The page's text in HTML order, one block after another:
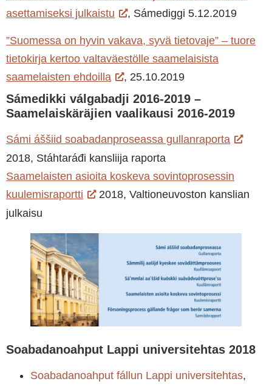
asettamiseksi julkaistu
, Sámediggi 5.12.2019
”Suomessa on hyvin vakava, syvä tietovaje” – tuore
tietokirja kertoo valtaväestölle saamelaisista
saamelaisten ehdoilla
, 25.10.2019
Sámedikki válgabadji 2016-2019 –
Saamelaiskäräjien vaalikausi 2016-2019
Sámi áššiid soabadanproseassa gullanraporta
2018, Stáhtaráđi kansliija raporta
Saamelaisten asioita koskeva sovintoprosessin
kuulemisraportti
2018, Valtioneuvoston kanslian
julkaisu
Soabadanoahput Lappi universitehtas 2018
Soabadanoahput fállun Lappi universitehtas,